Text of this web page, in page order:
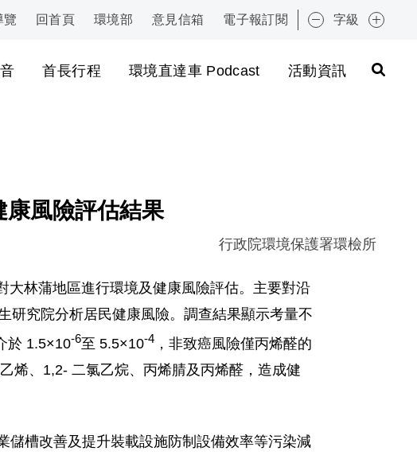
覽 回首頁 環境部 意見信箱 電子報訂閱 字級
首長行程 環境直達車 Podcast 活動資訊
:::
風險評估結果
行政院環境保護署環檢所
林蒲地區進行環境及健康風險評估。主要對沿
研究院分析居民健康風險。調查結果顯示考量不
於 1.5×10-6至 5.5×10-4 ，非致癌風險僅丙烯醛的
烯、1,2- 二氯乙烷、丙烯腈及丙烯醛，造成健
儲槽改善及提升裝載設施防制設備效率等污染減